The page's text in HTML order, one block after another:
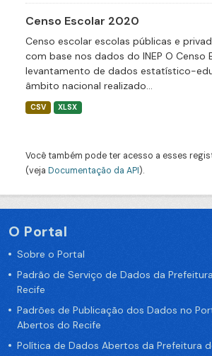
Censo Escolar 2020
Censo escolar escolas públicas e
com base nos dados do INEP O Censo
levantamento de dados estatístico-
âmbito nacional realizado...
CSV XLSX
Você também pode ter acesso a esses
(veja Documentação da API).
O Portal
Sobre o Portal
Padrão de Serviço de Dados da
Recife
Padrões de Publicação dos Dados no
Abertos do Recife
Política de Dados Abertos da Prefeitura